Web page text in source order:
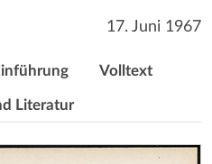
17. Juni 1967
Volltext
Literatur